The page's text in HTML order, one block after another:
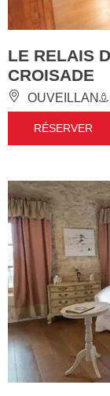
LE RELAIS
CROISADE
OUVEILLAN
RÉSERVER